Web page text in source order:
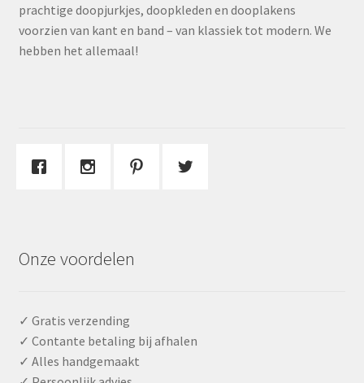
prachtige doopjurkjes, doopkleden en dooplakens
voorzien van kant en band – van klassiek tot modern. We
hebben het allemaal!
Onze voordelen
✓ Gratis verzending
✓ Contante betaling bij afhalen
✓ Alles handgemaakt